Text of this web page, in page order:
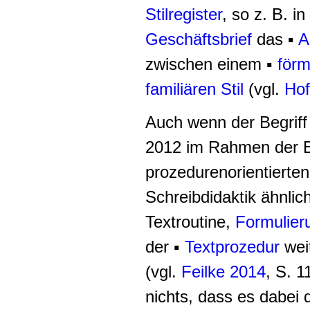
Stilregister, so z. B.
Geschäftsbrief das ▪
zwischen einem ▪
familiären Stil (vgl.
Auch wenn der Begriff
2012 im Rahmen der
Schreibdidaktik
Textroutine,
der ▪ Textprozedur
(vgl. Feilke 2014, S.
nichts, dass es dabei